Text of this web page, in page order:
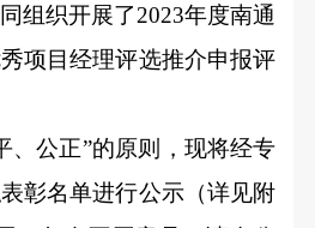
组织开展了2023年度南通
项目经理评选推介申报评
公正”的原则，现将经专
彰名单进行公示（详见附